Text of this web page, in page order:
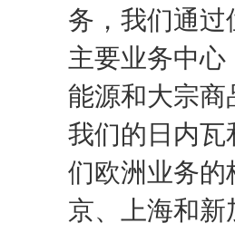
务，我们通
主要业务中
能源和大宗商
我们的日内瓦
们欧洲业务的
京、上海和